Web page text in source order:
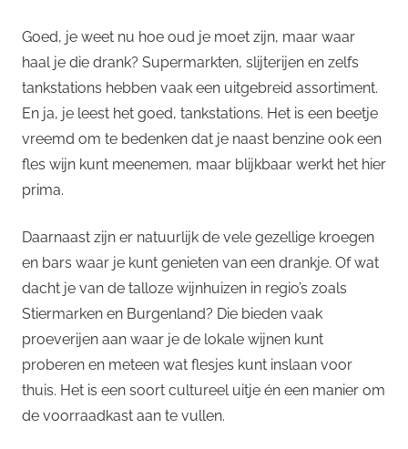
Goed, je weet nu hoe oud je moet zijn, maar waar
haal je die drank? Supermarkten, slijterijen en zelfs
tankstations hebben vaak een uitgebreid assortiment.
En ja, je leest het goed, tankstations. Het is een beetje
vreemd om te bedenken dat je naast benzine ook een
fles wijn kunt meenemen, maar blijkbaar werkt het hier
prima.
Daarnaast zijn er natuurlijk de vele gezellige kroegen
en bars waar je kunt genieten van een drankje. Of wat
dacht je van de talloze wijnhuizen in regio’s zoals
Stiermarken en Burgenland? Die bieden vaak
proeverijen aan waar je de lokale wijnen kunt
proberen en meteen wat flesjes kunt inslaan voor
thuis. Het is een soort cultureel uitje én een manier om
de voorraadkast aan te vullen.